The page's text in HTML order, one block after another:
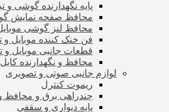
پایه نگهدارنده گوشی و
محافظ صفحه نمایش
محافظ لنز گوشی
فن خنک کننده موبایل و
قطعات جانبی موبایل و
محافظ و نگهدارنده کابل
لوازم جانبی صوتی و تصویری
ریموت کنترل
چندراهی برق و محافظ
پایه دیواری و سقفی